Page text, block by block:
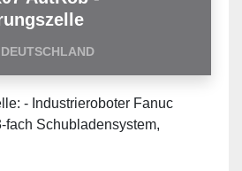
- Industrieroboter Fanuc
fach Schubladensystem,